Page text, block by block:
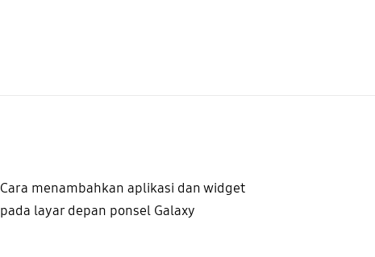
Cara menambahkan aplikasi dan widget
pada layar depan ponsel Galaxy